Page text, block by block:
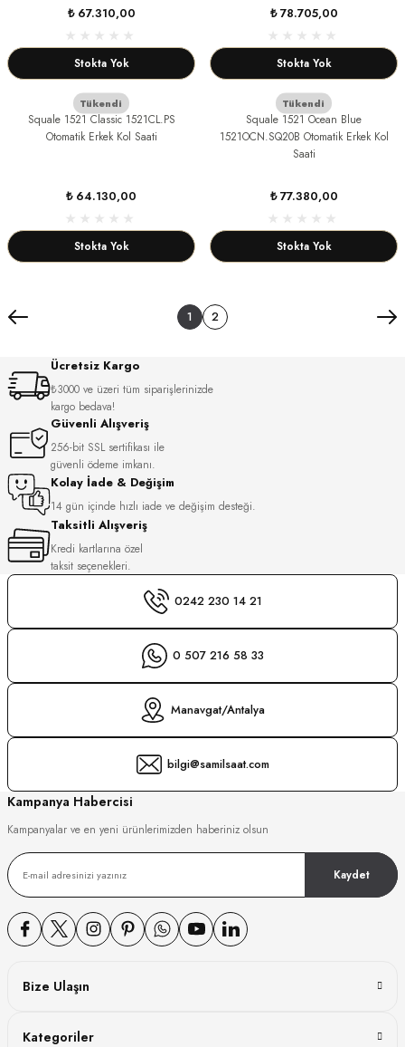
₺ 67.310,00
Stokta Yok
₺ 78.705,00
Stokta Yok
Tükendi
Squale 1521 Classic 1521CL.PS
Otomatik Erkek Kol Saati
₺ 64.130,00
Stokta Yok
Tükendi
Squale 1521 Ocean Blue
1521OCN.SQ20B Otomatik Erkek Kol
Saati
₺ 77.380,00
Stokta Yok
1 2
Ücretsiz Kargo
₺3000 ve üzeri tüm siparişlerinizde
kargo bedava!
Güvenli Alışveriş
256-bit SSL sertifikası ile
güvenli ödeme imkanı.
Kolay İade & Değişim
14 gün içinde hızlı iade ve değişim desteği.
Taksitli Alışveriş
Kredi kartlarına özel
taksit seçenekleri.
0242 230 14 21
0 507 216 58 33
Manavgat/Antalya
bilgi@samilsaat.com
Kampanya Habercisi
Kampanyalar ve en yeni ürünlerimizden haberiniz olsun
Kaydet
Bize Ulaşın
Kategoriler